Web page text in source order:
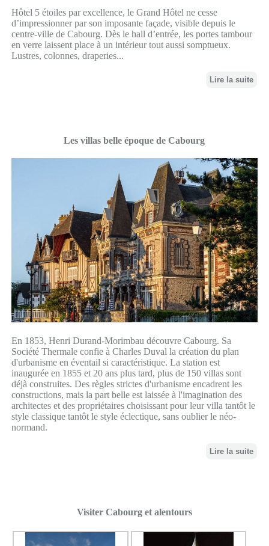
Hôtel 5 étoiles par excellence, le Grand Hôtel ne cesse
d’impressionner par son imposante façade, visible depuis le
centre-ville de Cabourg. Dès le hall d’entrée, les portes tambour
en verre laissent place à un intérieur tout aussi somptueux.
Lustres, colonnes, draperies...
Lire la suite
Les villas belle époque de Cabourg
En 1853, Henri Durand-Morimbau découvre Cabourg. Sa
Société Thermale confie à Charles Duval la création du plan
d'urbanisme en éventail si caractéristique. La station est
inaugurée en 1855 et 20 ans plus tard, plus de 150 villas sont
déjà construites. Des règles strictes d'urbanisme encadrent les
constructions, mais la part belle est laissée à l'imagination des
architectes et des propriétaires choisissant pour leur villa tantôt le
style classique tantôt le style éclectique, sans oublier le néo-
normand.
Lire la suite
Visiter Cabourg et alentours